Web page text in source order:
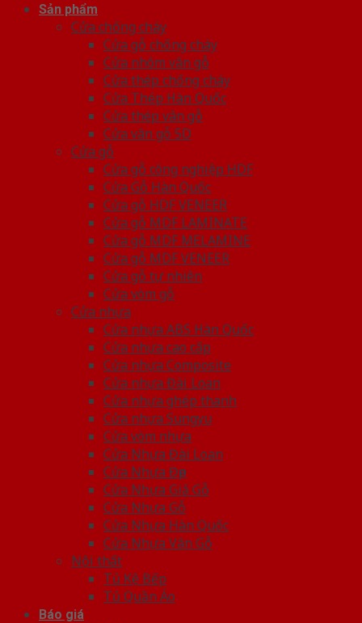
Sản phẩm
Cửa chống cháy
Cửa gỗ chống cháy
Cửa nhôm vân gỗ
Cửa thép chống cháy
Cửa Thép Hàn Quốc
Cửa thép vân gỗ
Cửa vân gỗ 5D
Cửa gỗ
Cửa gỗ công nghiệp HDF
Cửa Gỗ Hàn Quốc
Cửa gỗ HDF VENEER
Cửa gỗ MDF LAMINATE
Cửa gỗ MDF MELAMINE
Cửa gỗ MDF VENEER
Cửa gỗ tự nhiên
Cửa vòm gỗ
Cửa nhựa
Cửa nhựa ABS Hàn Quốc
Cửa nhựa cao cấp
Cửa nhựa Composite
Cửa nhựa Đài Loan
Cửa nhựa ghép thanh
Cửa nhựa Sungyu
Cửa vòm nhựa
Cửa Nhựa Đài Loan
Cửa Nhựa Đẹp
Cửa Nhựa Giả Gỗ
Cửa Nhựa Gỗ
Cửa Nhựa Hàn Quốc
Cửa Nhựa Vân Gỗ
Nội thất
Tủ Kệ Bếp
Tủ Quần Áo
Báo giá